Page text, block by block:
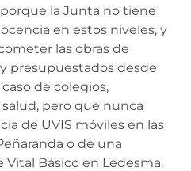
la Junta no tiene
en estos niveles, y
las obras de
presupuestados desde
de colegios,
pero que nunca
de UVIS móviles en las
o de una
Básico en Ledesma.